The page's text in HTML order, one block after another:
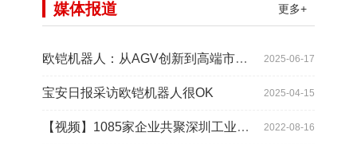
更多+
媒体报道
2025-06-17
欧铠机器人：从AGV创新到高端市场的领导蜕变
2025-04-15
宝安日报采访欧铠机器人很OK
2022-08-16
【视频】1085家企业共聚深圳工业展，为“双链”畅通堵点、卡点